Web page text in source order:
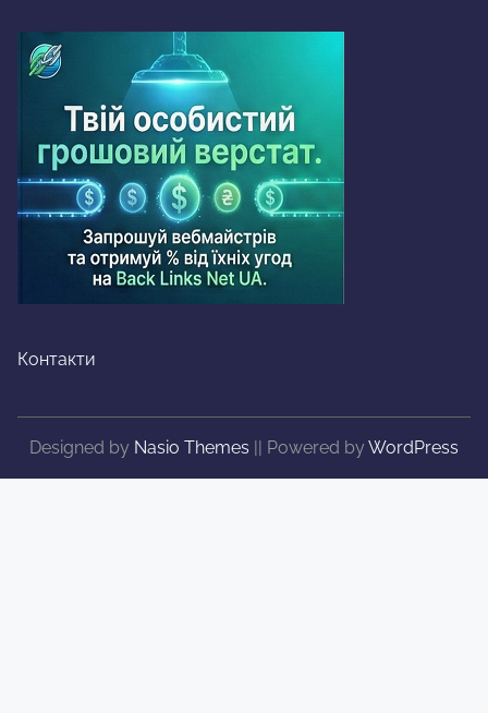
Контакти
Designed by Nasio Themes Powered by WordPress